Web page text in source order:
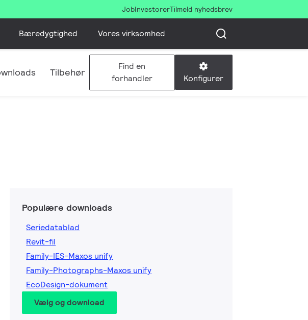
JobInvestorerTilmeld nyhedsbrev
Bæredygtighed Vores virksomhed
Tilbehør
Find en
forhandler
Konfigurer
Populære downloads
Seriedatablad
Revit-fil
Family-IES-Maxos unify
Family-Photographs-Maxos unify
EcoDesign-dokument
Vælg og download